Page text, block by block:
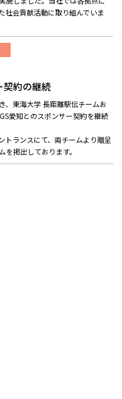
社会貢献活動に取り組んでいま
約の継続
、東海大学 長距離駅伝チームお
愛知とのスポンサー契約を継続
トランスにて、両チームより贈呈
を掲出しております。